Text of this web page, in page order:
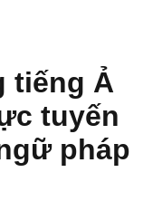
tiếng Ả
tuyến
pháp